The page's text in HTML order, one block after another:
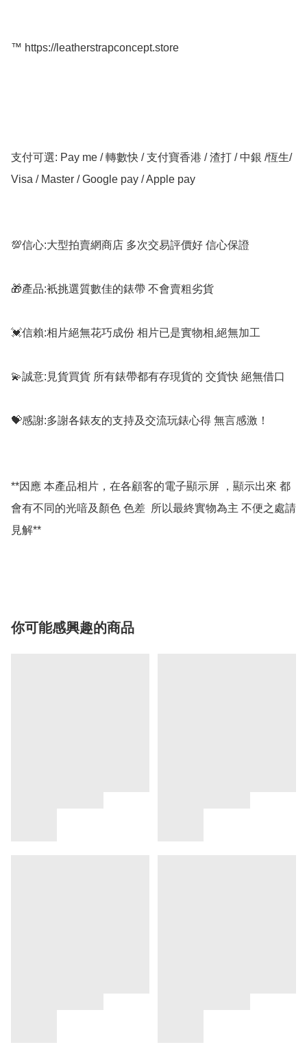
™️ https://leatherstrapconcept.store
支付可選: Pay me / 轉數快 / 支付寶香港 / 渣打 / 中銀 /恆生/
Visa / Master / Google pay / Apple pay
💯信心:大型拍賣網商店 多次交易評價好 信心保證
🎁產品:衹挑選質數佳的錶帶 不會賣粗劣貨
💓信賴:相片絕無花巧成份 相片已是實物相,絕無加工
💫誠意:見貨買貨 所有錶帶都有存現貨的 交貨快 絕無借口
💝感謝:多謝各錶友的支持及交流玩錶心得 無言感激！
**因應 本產品相片，在各顧客的電子顯示屏 ，顯示出來 都
會有不同的光喑及顏色 色差  所以最終實物為主 不便之處請
見解**
你可能感興趣的商品